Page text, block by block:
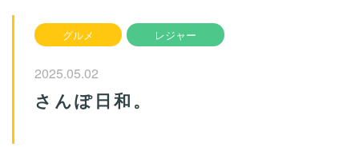
グルメ レジャー
2025.05.02
さんぽ日和。